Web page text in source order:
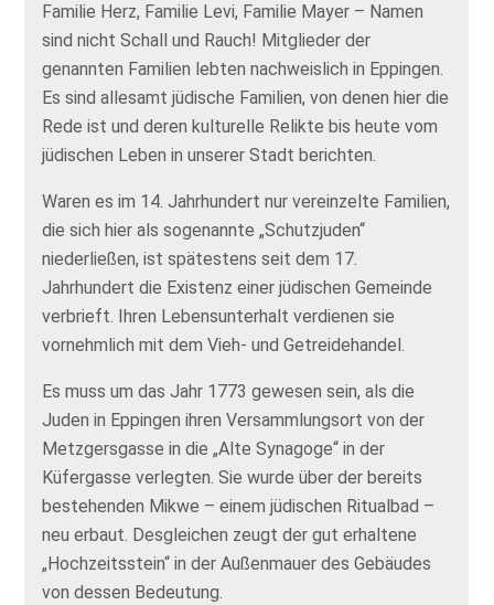
Familie Herz, Familie Levi, Familie Mayer – Namen
sind nicht Schall und Rauch! Mitglieder der
genannten Familien lebten nachweislich in Eppingen.
Es sind allesamt jüdische Familien, von denen hier die
Rede ist und deren kulturelle Relikte bis heute vom
jüdischen Leben in unserer Stadt berichten.
Waren es im 14. Jahrhundert nur vereinzelte Familien,
die sich hier als sogenannte „Schutzjuden“
niederließen, ist spätestens seit dem 17.
Jahrhundert die Existenz einer jüdischen Gemeinde
verbrieft. Ihren Lebensunterhalt verdienen sie
vornehmlich mit dem Vieh- und Getreidehandel.
Es muss um das Jahr 1773 gewesen sein, als die
Juden in Eppingen ihren Versammlungsort von der
Metzgersgasse in die „Alte Synagoge“ in der
Küfergasse verlegten. Sie wurde über der bereits
bestehenden Mikwe – einem jüdischen Ritualbad –
neu erbaut. Desgleichen zeugt der gut erhaltene
„Hochzeitsstein“ in der Außenmauer des Gebäudes
von dessen Bedeutung.